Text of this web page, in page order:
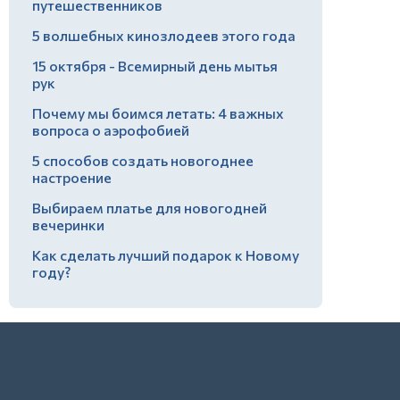
путешественников
5 волшебных кинозлодеев этого года
15 октября - Всемирный день мытья
рук
Почему мы боимся летать: 4 важных
вопроса о аэрофобией
5 способов создать новогоднее
настроение
Выбираем платье для новогодней
вечеринки
Как сделать лучший подарок к Новому
году?